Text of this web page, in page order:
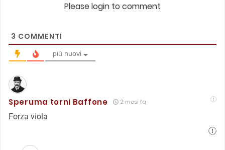
Please login to comment
3 COMMENTI
più nuovi
Speruma torni Baffone 2 mesi fa
Forza viola